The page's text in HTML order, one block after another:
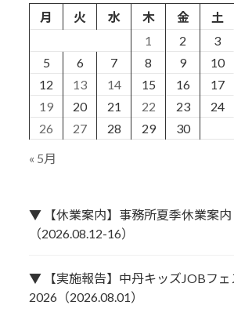
月
火 水 木 金 土
1
2 3
5
6 7 8 9 10
12
13 14 15 16 17
19
20 21 22 23 24
26
27 28 29 30
« 5月
▼ 【休業案内】事務所夏季休業案内
（2026.08.12-16）
▼ 【実施報告】中丹キッズJOBフェ
2026（2026.08.01）